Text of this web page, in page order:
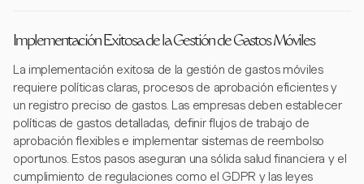
Implementación Exitosa de la Gestión de Gastos Móviles
La implementación exitosa de la gestión de gastos móviles
requiere políticas claras, procesos de aprobación eficientes y
un registro preciso de gastos. Las empresas deben establecer
políticas de gastos detalladas, definir flujos de trabajo de
aprobación flexibles e implementar sistemas de reembolso
oportunos. Estos pasos aseguran una sólida salud financiera y el
cumplimiento de regulaciones como el GDPR y las leyes